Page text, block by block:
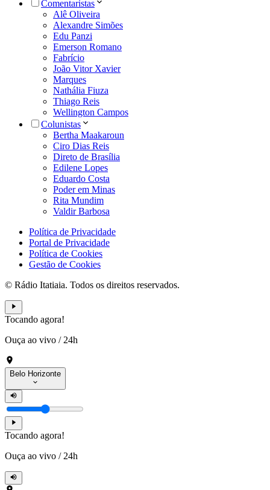
Comentaristas
Alê Oliveira
Alexandre Simões
Edu Panzi
Emerson Romano
Fabrício
João Vitor Xavier
Marques
Nathália Fiuza
Thiago Reis
Wellington Campos
Colunistas
Bertha Maakaroun
Ciro Dias Reis
Direto de Brasília
Edilene Lopes
Eduardo Costa
Poder em Minas
Rita Mundim
Valdir Barbosa
Política de Privacidade
Portal de Privacidade
Política de Cookies
Gestão de Cookies
© Rádio Itatiaia. Todos os direitos reservados.
Tocando agora!
Ouça ao vivo / 24h
Belo Horizonte
Tocando agora!
Ouça ao vivo / 24h